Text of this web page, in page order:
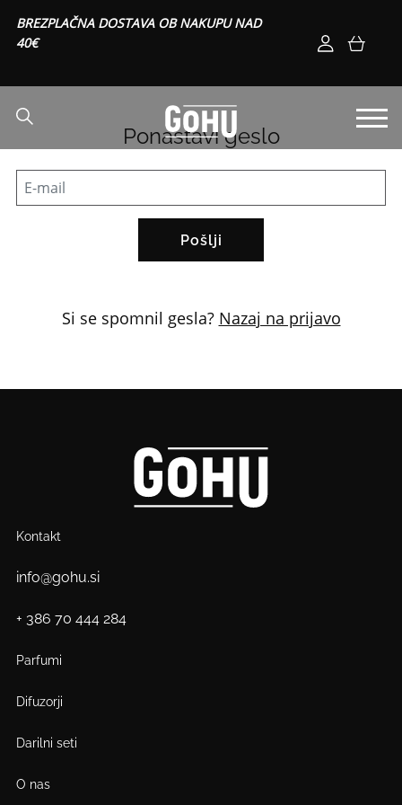
BREZPLAČNA DOSTAVA OB NAKUPU NAD
40€
Ponastavi geslo
Pošlji
Si se spomnil gesla? Nazaj na prijavo
Kontakt
info@gohu.si
+ 386 70 444 284
Parfumi
Difuzorji
Darilni seti
O nas